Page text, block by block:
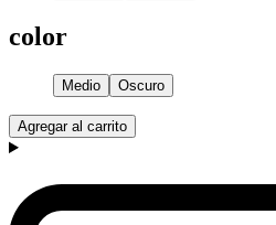
color
Medio Oscuro
Agregar al carrito